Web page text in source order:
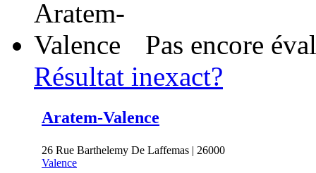
Pas encore
Résultat inexact?
Aratem-Valence
26 Rue Barthelemy De Laffemas | 26000
Valence